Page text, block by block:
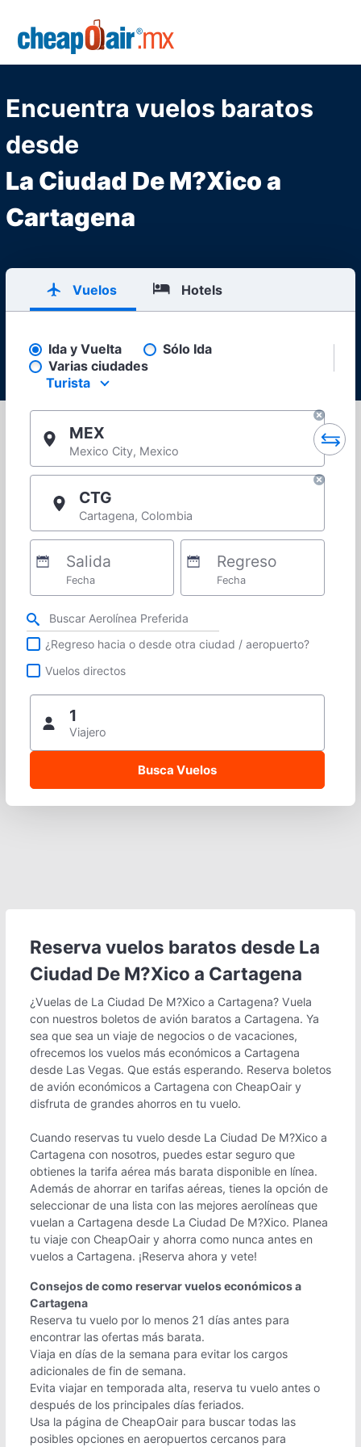
Skip to main content
Encuentra vuelos baratos
desde
La Ciudad De M?Xico a
Cartagena
Vuelos Hotels
Pick your flight type
Ida y Vuelta
Sólo Ida
Varias ciudades
Select your preferred seating class.
Turista
MEX
Mexico City, Mexico
CTG
Cartagena, Colombia
Salida
Fecha
Regreso
Fecha
Refina tu búsqueda por aerolínea, ciudad o aeropuerto o vuelos directos
¿Regreso hacia o desde otra ciudad / aeropuerto?
Vuelos directos
1
Viajero
Reserva vuelos baratos desde La
Ciudad De M?Xico a Cartagena
¿Vuelas de La Ciudad De M?Xico a Cartagena? Vuela
con nuestros boletos de avión baratos a Cartagena. Ya
sea que sea un viaje de negocios o de vacaciones,
ofrecemos los vuelos más económicos a Cartagena
desde Las Vegas. Que estás esperando. Reserva boletos
de avión económicos a Cartagena con CheapOair y
disfruta de grandes ahorros en tu vuelo.
Cuando reservas tu vuelo desde La Ciudad De M?Xico a
Cartagena con nosotros, puedes estar seguro que
obtienes la tarifa aérea más barata disponible en línea.
Además de ahorrar en tarifas aéreas, tienes la opción de
seleccionar de una lista con las mejores aerolíneas que
vuelan a Cartagena desde La Ciudad De M?Xico. Planea
tu viaje con CheapOair y ahorra como nunca antes en
vuelos a Cartagena. ¡Reserva ahora y vete!
Consejos de como reservar vuelos económicos a
Cartagena
Reserva tu vuelo por lo menos 21 días antes para
encontrar las ofertas más barata.
Viaja en días de la semana para evitar los cargos
adicionales de fin de semana.
Evita viajar en temporada alta, reserva tu vuelo antes o
después de los principales días feriados.
Usa la página de CheapOair para buscar todas las
posibles opciones en aeropuertos cercanos para